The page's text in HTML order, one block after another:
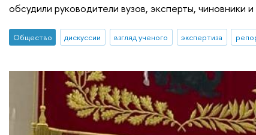
обсудили руководители вузов, эксперты,
Общество дискуссии взгляд ученого экспертиза